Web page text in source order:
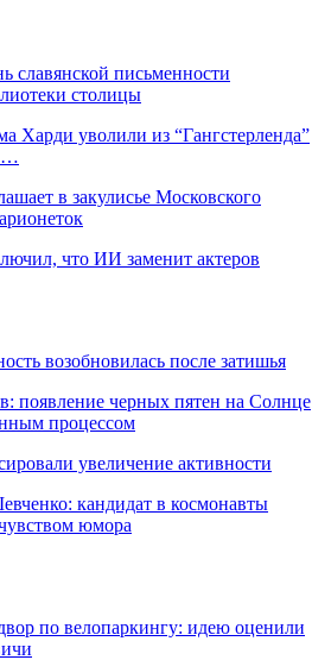
славянской письменности
столицы
Харди уволили из “Гангстерленда”
в закулисье Московского
что ИИ заменит актеров
возобновилась после затишья
появление черных пятен на Солнце
процессом
увеличение активности
кандидат в космонавты
юмора
по велопаркингу: идею оценили